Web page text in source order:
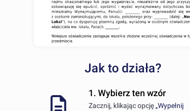
Jak to działa?
1. Wybierz ten wzór
Zacznij, klikając opcję„Wypełnij